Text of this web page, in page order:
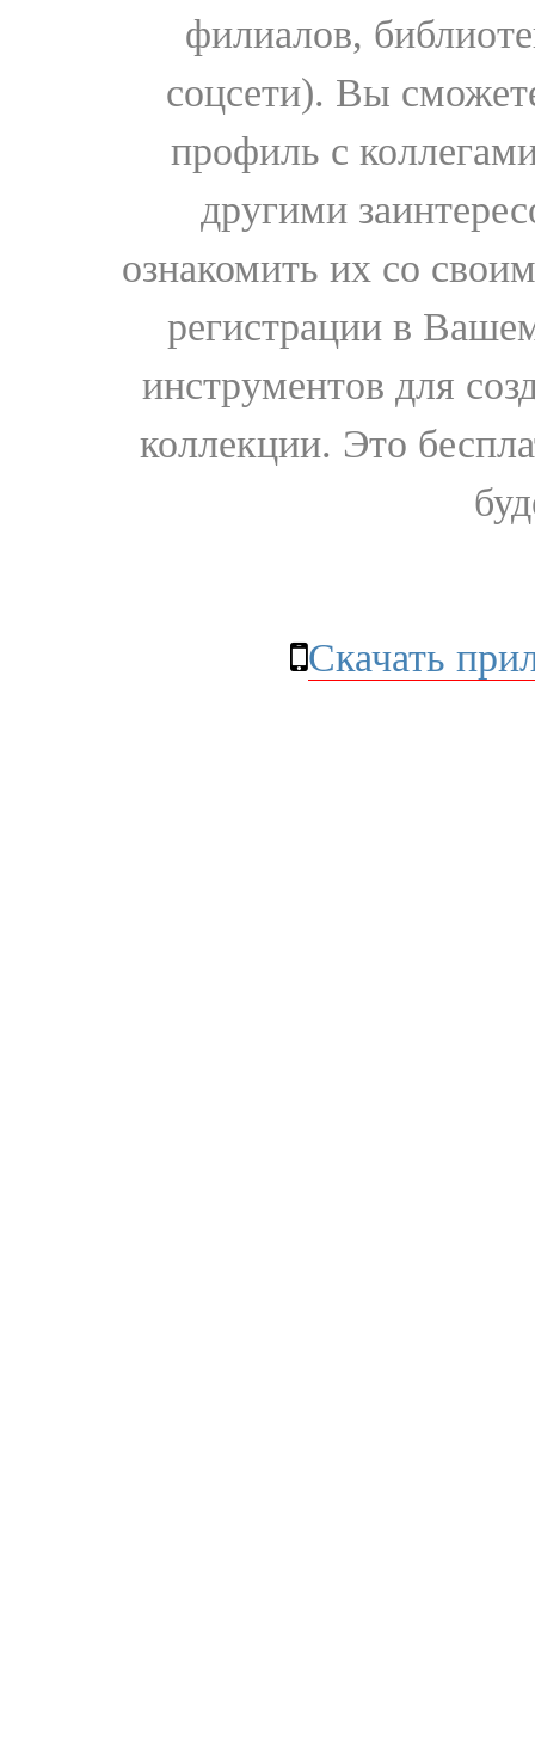
филиалов,
соцсети). Вы
профиль с
другими
ознакомить их со
регистрации в
инструментов для
коллекции. Это
Скачать